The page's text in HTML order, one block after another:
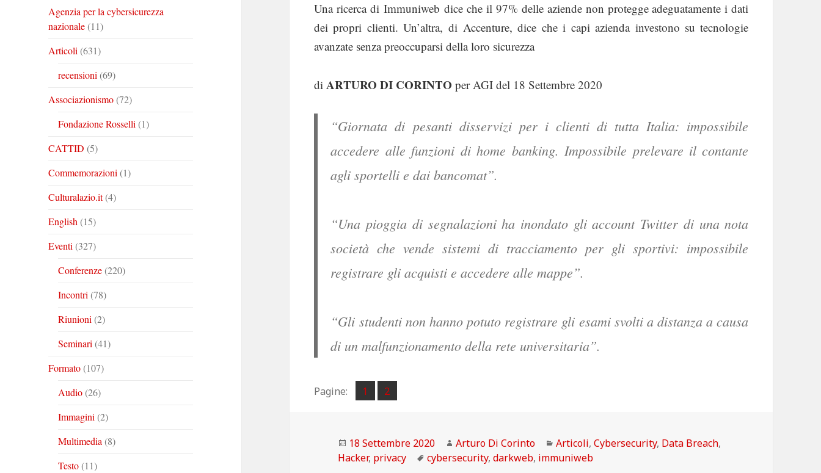
Agenzia per la cybersicurezza
nazionale(11)
Articoli (631)
recensioni (69)
Associazionismo(72)
Fondazione Rosselli (1)
CATTID (5)
Commemorazioni (1)
Culturalazio.it(4)
English (15)
Eventi (327)
Conferenze(220)
Incontri (78)
Riunioni (2)
Seminari (41)
Formato(107)
Audio(26)
Immagini (2)
Multimedia (8)
Testo(11)
Una ricerca di Immuniweb dice che il 97% delle aziende non protegge adeguatamente i dati
dei propri clienti. Un’altra, di Accenture, dice che i capi azienda investono su tecnologie
avanzate senza preoccuparsi della loro sicurezza
di ARTURO DI CORINTO per AGI del 18 Settembre 2020
“Giornata di pesanti disservizi per i clienti di tutta Italia: impossibile
accedere alle funzioni di home banking. Impossibile prelevare il contante
agli sportelli e dai bancomat”.
“Una pioggia di segnalazioni ha inondato gli account Twitter di una nota
società che vende sistemi di tracciamento per gli sportivi: impossibile
registrare gli acquisti e accedere alle mappe”.
“Gli studenti non hanno potuto registrare gli esami svolti a distanza a causa
di un malfunzionamento della rete universitaria”.
Pagine: Pagina
1 ,
Pagina
2
Scritto
il
18 Settembre 2020 Autore
Arturo Di Corinto Categorie
Articoli,Cybersecurity, Data Breach,
Hacker, privacy Tag
cybersecurity,darkweb, immuniweb